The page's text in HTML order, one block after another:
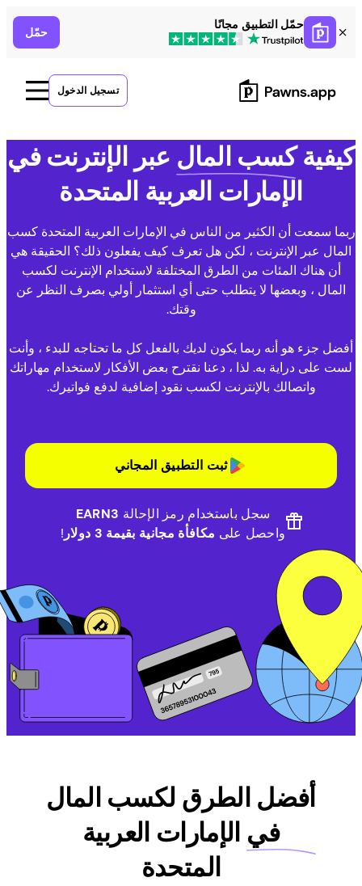
حمّل التطبيق مجانًا
حمّل
تسجيل الدخول
كيفيةكسب المالعبر الإنترنت في
الإمارات العربية المتحدة
ربما سمعت أن الكثير من الناس في الإمارات العربية المتحدة كسب
المال عبر الإنترنت ، لكن هل تعرف كيف يفعلون ذلك؟ الحقيقة هي
أن هناك المئات من الطرق المختلفة لاستخدام الإنترنت لكسب
المال ، وبعضها لا يتطلب حتى أي استثمار أولي بصرف النظر عن
وقتك.
أفضل جزء هو أنه ربما يكون لديك بالفعل كل ما تحتاجه للبدء ، وأنت
لست على دراية به. لذا ، دعنا نقترح بعض الأفكار لاستخدام مهاراتك
واتصالك بالإنترنت لكسب نقود إضافية لدفع فواتيرك.
ثبت التطبيق المجاني
سجل باستخدام رمز الإحالةEARN3
واحصل علىمكافأة مجانية بقيمة 3 دولار !
أفضل الطرق لكسب المال
فيالإمارات العربية
المتحدة